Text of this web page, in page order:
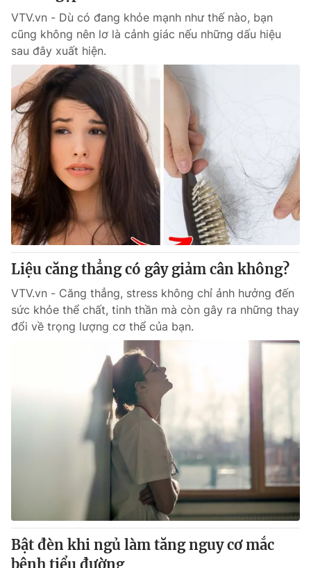
thông tin từ website này.
VTV.vn - Dù có đang khỏe mạnh như thế nào, bạn
cũng không nên lơ là cảnh giác nếu những dấu hiệu
sau đây xuất hiện.
Liệu căng thẳng có gây giảm cân không?
VTV.vn - Căng thẳng, stress không chỉ ảnh hưởng đến
sức khỏe thể chất, tinh thần mà còn gây ra những thay
đổi về trọng lượng cơ thể của bạn.
Bật đèn khi ngủ làm tăng nguy cơ mắc
bệnh tiểu đường